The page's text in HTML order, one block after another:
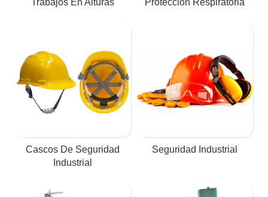
Trabajos En Alturas Protección Respiratoria
Cascos De Seguridad
Industrial
Seguridad Industrial